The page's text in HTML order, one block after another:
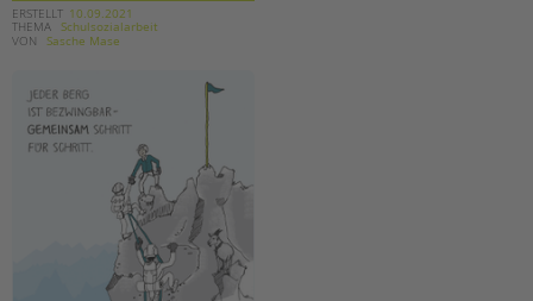
ERSTELLT 10.09.2021
THEMA Schulsozialarbeit
VON
Sasche Mase